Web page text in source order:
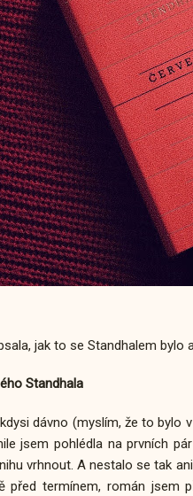
jak to se Standhalem bylo
Standhala
dávno (myslím, že to bylo
jsem pohlédla na prvních
vrhnout. A nestalo se tak
před termínem, román